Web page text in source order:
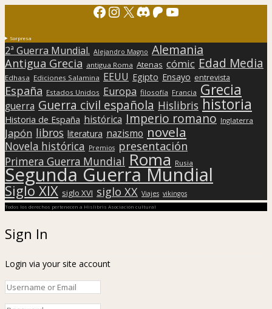
Facebook
Instagram
X Discord
Patreon
YouTube
Sorpresa
2ª Guerra Mundial. Alejandro Magno Alemania
Antigua Grecia antigua Roma Atenas cómic Edad Media
Edhasa Ediciones Salamina EEUU Egipto Ensayo entrevista
España Estados Unidos Europa filosofía Francia Grecia
guerra Guerra civil española Hislibris historia
Historia de España histórica Imperio romano Inglaterra
Japón libros literatura nazismo novela
Novela histórica Premios presentación
Primera Guerra Mundial Roma Rusia
Segunda Guerra Mundial
Siglo XIX siglo XVI siglo XX Viajes vikingos
Todos los derechos pertenecen a Hislibris Asociación cultural
Sign In
Login via your site account